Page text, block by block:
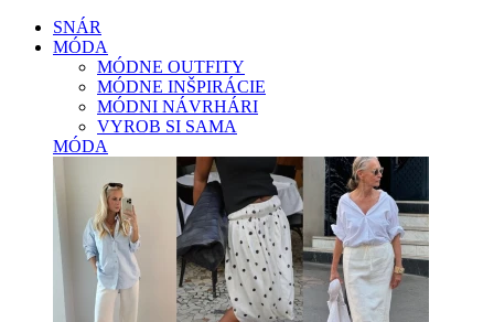
SNÁR
MÓDA
MÓDNE OUTFITY
MÓDNE INŠPIRÁCIE
MÓDNI NÁVRHÁRI
VYROB SI SAMA
MÓDA